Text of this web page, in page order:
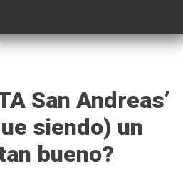
San Andreas’
siendo) un
bueno?